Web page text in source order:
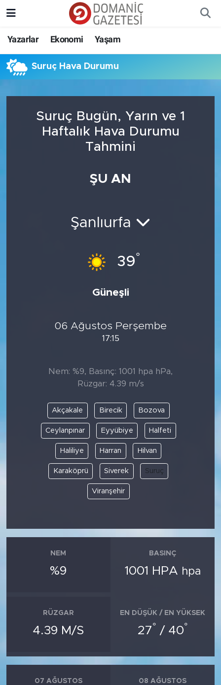
Yazarlar Ekonomi Yaşam
Suruç Hava Durumu
Suruç Bugün, Yarın ve 1
Haftalık Hava Durumu
Tahmini
ŞU AN
Şanlıurfa
39°
Güneşli
06 Ağustos Perşembe
17:15
Nem: %9, Basınç: 1001 hpa hPa,
Rüzgar: 4.39 m/s
Akçakale Birecik Bozova
Ceylanpınar Eyyübiye Halfeti
Haliliye Harran Hilvan
Karaköprü Siverek Suruç
Viranşehir
NEM
%9
BASINÇ
1001 HPA hpa
RÜZGAR
4.39 M/S
EN DÜŞÜK / EN YÜKSEK
27° / 40°
07 AĞUSTOS 08 AĞUSTOS